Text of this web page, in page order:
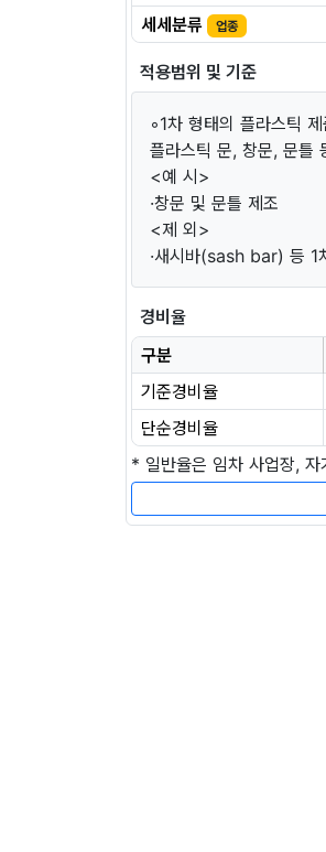
세세분류
업종
적용범위 및 기준
◦1차 형태의 플라스틱
플라스틱 문, 창문, 문틀
<예 시>
·창문 및 문틀 제조
<제 외>
·새시바(sash bar) 등 1
경비율
구분
기준경비율
단순경비율
* 일반율은 임차 사업장,